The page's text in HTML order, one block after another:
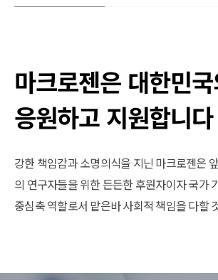
마크로젠은 대한민
응원하고 지원합니다
강한 책임감과 소명의식을 지닌 마크로젠은
의 연구자들을 위한 든든한 후원자이자 국가
중심축 역할로서 맡은바 사회적 책임을 다할